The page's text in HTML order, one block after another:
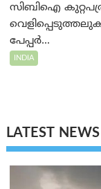
സിബിഐ
പേപ്പർ...
INDIA
LATEST NEWS